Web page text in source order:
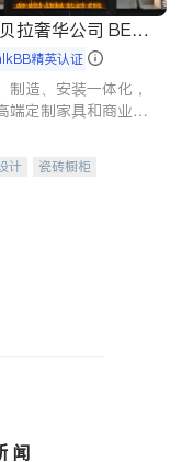
奢华公司 BELL
精英认证
制造、安装一体化，
端定制家具和商业空
计
瓷砖橱柜
闻